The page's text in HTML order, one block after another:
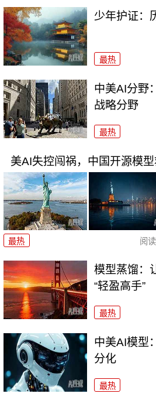
少年护证：
最热
中美AI分野
战略分野
最热
美AI失控闯祸，中国开源模
最热 阅读
模型蒸馏：
“轻盈高手”
最热
中美AI模型
分化
最热